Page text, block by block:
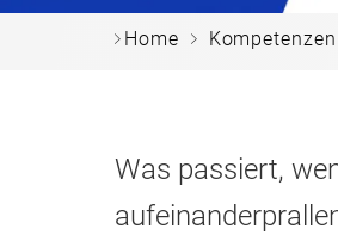
c Home c Kompetenzen
Was passiert,